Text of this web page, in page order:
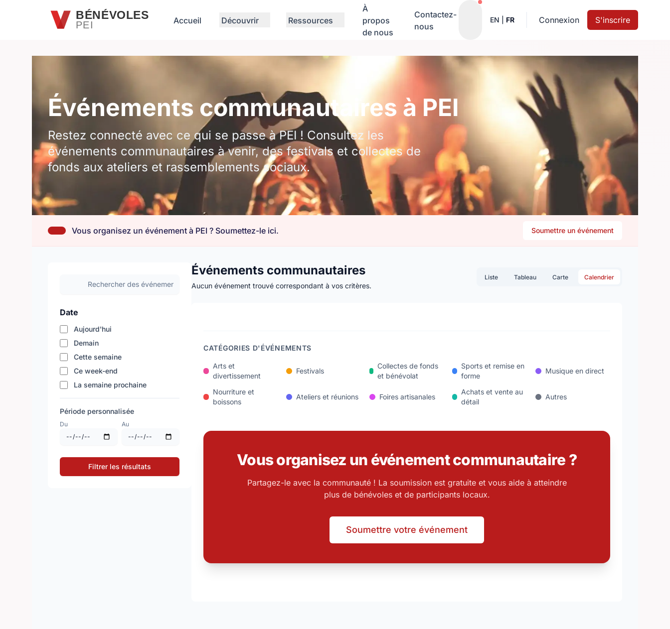
Passer au contenu principalBÉNÉVOLES
PEI Accueil Découvrir Ressources
À
propos
de nous
Contactez-
nous
Notifications actives
EN FR Connexion S'inscrire
Événements communautaires à PEI
Restez connecté avec ce qui se passe à PEI ! Consultez les
événements communautaires à venir, des festivals et collectes de
fonds aux ateliers et rassemblements sociaux.
Vous organisez un événement à PEI ? Soumettez-le ici. Soumettre un événement
Date
Aujourd'hui
Demain
Cette semaine
Ce week-end
La semaine prochaine
Période personnalisée
Du Au
Filtrer les résultats
Événements communautaires
Aucun événement trouvé correspondant à vos critères.
Liste Tableau Carte Calendrier
CATÉGORIES D'ÉVÉNEMENTS
Arts et
divertissement
Festivals
Collectes de fonds
et bénévolat
Sports et remise en
forme
Musique en direct
Nourriture et
boissons
Ateliers et réunions Foires artisanales
Achats et vente au
détail
Autres
Vous organisez un événement communautaire ?
Partagez-le avec la communauté ! La soumission est gratuite et vous aide à atteindre
plus de bénévoles et de participants locaux.
Soumettre votre événement